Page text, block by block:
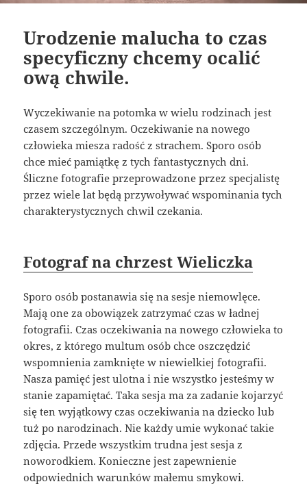
Urodzenie malucha to czas
specyficzny chcemy ocalić
ową chwile.
Wyczekiwanie na potomka w wielu rodzinach jest
czasem szczególnym. Oczekiwanie na nowego
człowieka miesza radość z strachem. Sporo osób
chce mieć pamiątkę z tych fantastycznych dni.
Śliczne fotografie przeprowadzone przez specjalistę
przez wiele lat będą przywoływać wspominania tych
charakterystycznych chwil czekania.
Fotograf na chrzest Wieliczka
Sporo osób postanawia się na sesje niemowlęce.
Mają one za obowiązek zatrzymać czas w ładnej
fotografii. Czas oczekiwania na nowego człowieka to
okres, z którego multum osób chce oszczędzić
wspomnienia zamknięte w niewielkiej fotografii.
Nasza pamięć jest ulotna i nie wszystko jesteśmy w
stanie zapamiętać. Taka sesja ma za zadanie kojarzyć
się ten wyjątkowy czas oczekiwania na dziecko lub
tuż po narodzinach. Nie każdy umie wykonać takie
zdjęcia. Przede wszystkim trudna jest sesja z
noworodkiem. Konieczne jest zapewnienie
odpowiednich warunków małemu smykowi.